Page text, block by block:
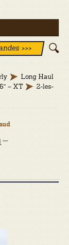
>>>
Long Haul
– XT
2-les-